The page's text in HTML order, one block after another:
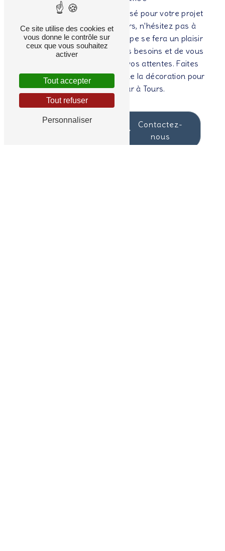
Pour obtenir un devis personnalisé pour votre projet
de décoration intérieure à Tours, n'hésitez pas à
contacter Sarl Avenet. Leur équipe se fera un plaisir
de vous rencontrer, d'étudier vos besoins et de vous
proposer une offre adaptée à vos attentes. Faites
confiance à des professionnels de la décoration pour
sublimer votre intérieur à Tours.
En savoir
Contactez-
nous
Ce site utilise des cookies et
vous donne le contrôle sur
ceux que vous souhaitez
activer
Tout accepter
Tout refuser
Personnaliser